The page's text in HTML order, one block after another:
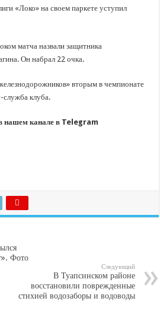
страховую компанию
й юбилейный молодежный форум «Регион 93»
«Локо» на своем паркете уступил
матча назвали защитника
Он набрал 22 очка.
вторым в чемпионате
служба клуба.
нашем канале в Telegram
Фото
Следующий
В Туапсинском районе
восстановили поврежденные
стихией водозаборы и водоводы